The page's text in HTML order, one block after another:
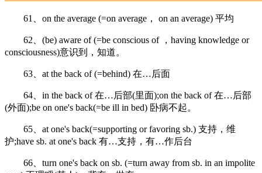
61、on the average (=on average， on an average) 平均
62、(be) aware of (=be conscious of ，having knowledge or
consciousness)意识到，知道。
63、at the back of (=behind) 在…后面
64、in the back of 在…后部(里面);on the back of 在…后部
(外面);be on one's back(=be ill in bed) 卧病不起。
65、at one's back(=supporting or favoring sb.) 支持，维
护;have sb. at one's back 有…支持，有…作后台
66、turn one's back on sb. (=turn away from sb. in an impolite